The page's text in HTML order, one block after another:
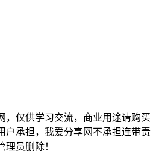
，仅供学习交流，商业用途请购买
户承担，我爱分享网不承担连带责
员删除！